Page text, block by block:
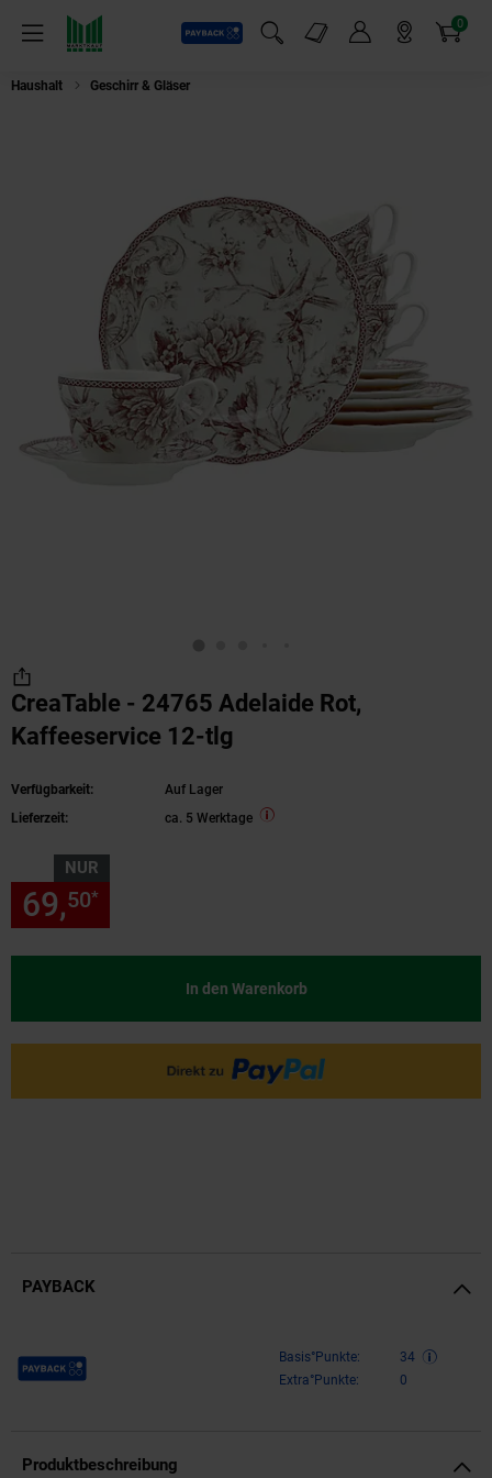
Menü
Payback
Suchfeld einblenden
Markt-Angebote 0
Artikel
Haushalt Geschirr & Gläser
CreaTable - 24765 Adelaide Rot,
Kaffeeservice 12-tlg
Verfügbarkeit:
Auf Lager
Lieferzeit:
ca. 5 Werktage
NUR
69,50*
In den Warenkorb
PAYBACK
Payback Punkte Basis°Punkte:
34
Extra°Punkte:
0
Produktbeschreibung